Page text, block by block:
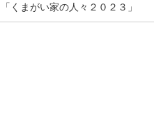
「くまがい家の人々２０２３」